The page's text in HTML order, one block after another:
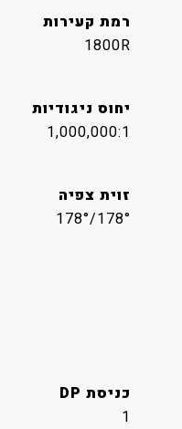
רמת קעירות
1800R
יחוס ניגודיות
1,000,000:1
זוית צפיה
178°/178°
כניסת DP
1